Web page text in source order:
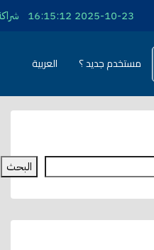
مستخدم جديد ؟ العربية
البحث